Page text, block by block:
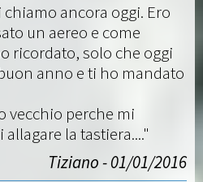
ancora oggi. Ero
un aereo e come
ricordato, solo che oggi
anno e ti ho mandato
vecchio perche mi
la tastiera...."
Tiziano - 01/01/2016